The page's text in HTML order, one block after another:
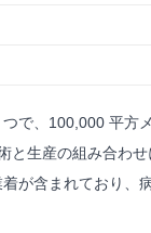
で、100,000 平方
と生産の組み合わ
が含まれており、